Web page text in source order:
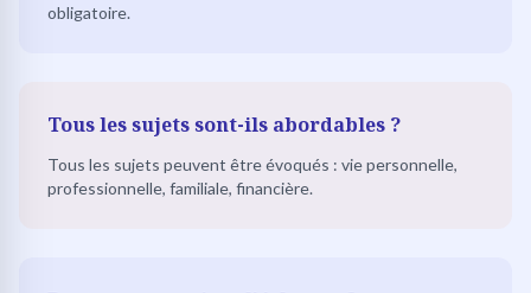
obligatoire.
Tous les sujets sont-ils abordables ?
Tous les sujets peuvent être évoqués : vie personnelle,
professionnelle, familiale, financière.